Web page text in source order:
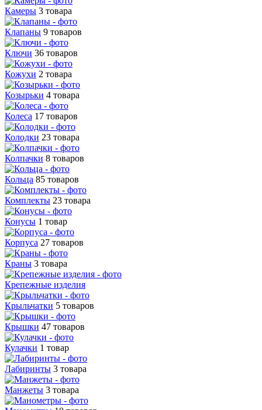
Камеры 3 товара
Клапаны 9 товаров
Ключи 36 товаров
Кожухи 2 товара
Козырьки 4 товара
Колеса 17 товаров
Колодки 23 товара
Колпачки 8 товаров
Кольца 85 товаров
Комплекты 23 товара
Конусы 1 товар
Корпуса 27 товаров
Краны 3 товара
Крепежные изделия
Крыльчатки 5 товаров
Крышки 47 товаров
Кулачки 1 товар
Лабиринты 3 товара
Манжеты 3 товара